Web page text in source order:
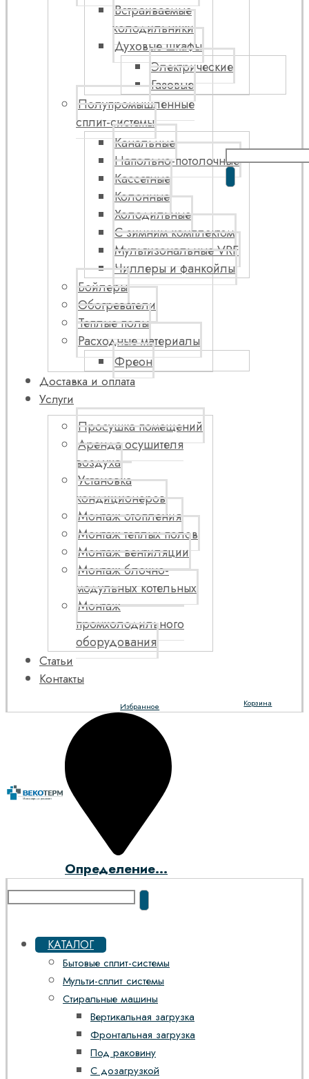
Встраиваемые
холодильники
Духовые шкафы
Электрические
Газовые
Полупромышленные
сплит-системы
Канальные
Напольно-потолочные
Кассетные
Колонные
Холодильные
С зимним комплектом
Мультизональные VRF
Чиллеры и фанкойлы
Бойлеры
Обогреватели
Теплые полы
Расходные материалы
Фреон
Доставка и оплата
Услуги
Просушка помещений
Аренда осушителя
воздуха
Установка
кондиционеров
Монтаж отопления
Монтаж теплых полов
Монтаж вентиляции
Монтаж блочно-
модульных котельных
Монтаж
промхолодильного
оборудования
Статьи
Контакты
Корзина
Избранное
Определение...
КАТАЛОГ
Бытовые сплит-системы
Мульти-сплит системы
Стиральные машины
Вертикальная загрузка
Фронтальная загрузка
Под раковину
С дозагрузкой